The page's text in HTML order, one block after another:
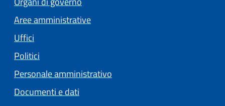
Aree amministrative
Uffici
Politici
Personale amministrativo
Documenti e dati